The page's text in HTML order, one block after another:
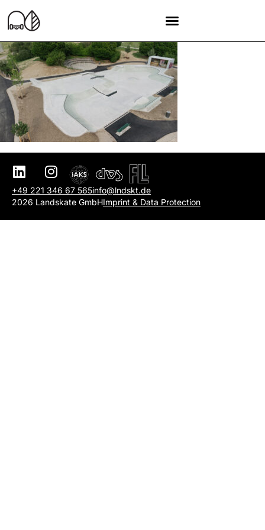
+49 221 346 67 565info@lndskt.de
2026 Landskate GmbHImprint & Data Protection